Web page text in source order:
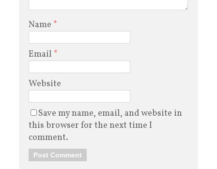
Name *
Email *
Website
Save my name, email, and website in
this browser for the next time I
comment.